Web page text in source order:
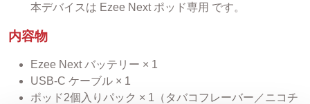
本デバイスは Ezee Next ポッド専用 です。
内容物
Ezee Next バッテリー × 1
USB-C ケーブル × 1
ポッド2個入りパック × 1（タバコフレーバー／ニコチ